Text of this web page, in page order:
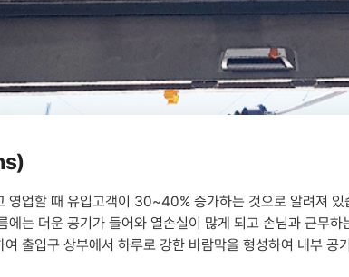
영업할 때 유입고객이 30~40% 증가하는 것으로 알려져
에는 더운 공기가 들어와 열손실이 많게 되고 손님과 근무
출입구 상부에서 하루로 강한 바람막을 형성하여 내부